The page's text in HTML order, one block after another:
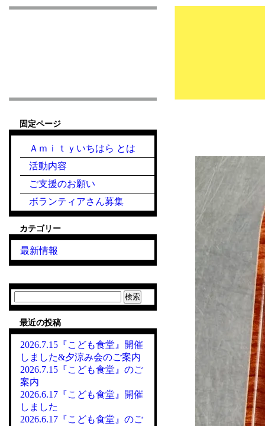
固定ページ
Ａｍｉｔｙいちはら とは
活動内容
ご支援のお願い
ボランティアさん募集
カテゴリー
最新情報
索:
最近の投稿
2026.7.15『こども食堂』開催
しました&夕涼み会のご案内
2026.7.15『こども食堂』のご
案内
2026.6.17『こども食堂』開催
しました
2026.6.17『こども食堂』のご